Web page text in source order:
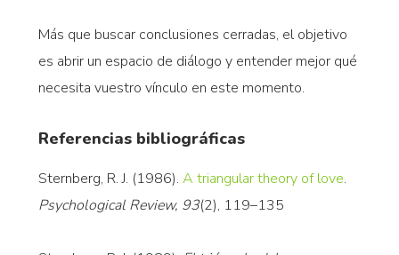
Más que buscar conclusiones cerradas, el objetivo
es abrir un espacio de diálogo y entender mejor qué
necesita vuestro vínculo en este momento.
Referencias bibliográficas
Sternberg, R. J. (1986). A triangular theory of love.
Psychological Review, 93(2), 119–135